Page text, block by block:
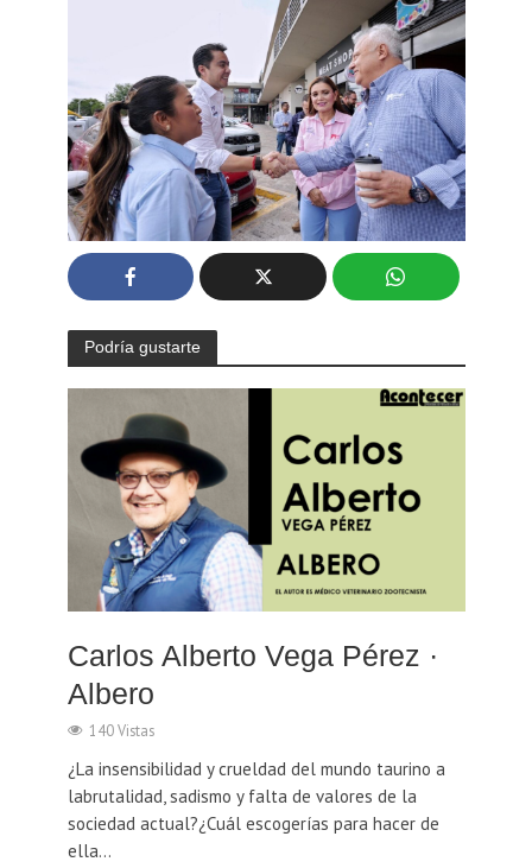
Podría gustarte
Carlos Alberto Vega Pérez ·
Albero
140 Vistas
¿La insensibilidad y crueldad del mundo taurino a
labrutalidad, sadismo y falta de valores de la
sociedad actual?¿Cuál escogerías para hacer de
ella...